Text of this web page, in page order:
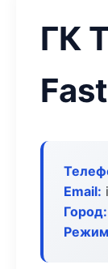
ГК
Email:
Город: